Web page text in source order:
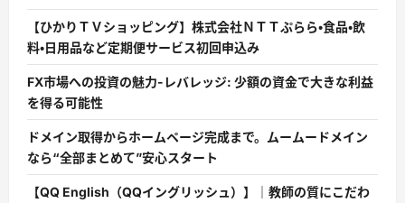
【ひかりＴＶショッピング】株式会社ＮＴＴぷらら・食品・飲
料・日用品など定期便サービス初回申込み
FX市場への投資の魅力-レバレッジ: 少額の資金で大きな利益
を得る可能性
ドメイン取得からホームページ完成まで。ムームードメイン
なら“全部まとめて”安心スタート
【QQ English（QQイングリッシュ）】｜教師の質にこだわ